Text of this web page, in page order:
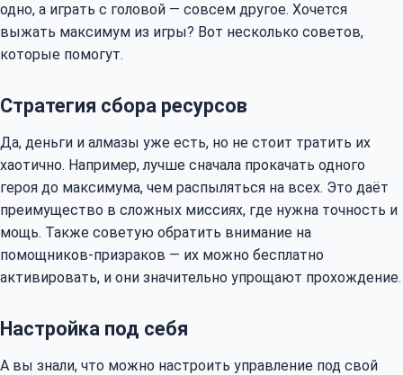
одно, а играть с головой — совсем другое. Хочется
выжать максимум из игры? Вот несколько советов,
которые помогут.
Стратегия сбора ресурсов
Да, деньги и алмазы уже есть, но не стоит тратить их
хаотично. Например, лучше сначала прокачать одного
героя до максимума, чем распыляться на всех. Это даёт
преимущество в сложных миссиях, где нужна точность и
мощь. Также советую обратить внимание на
помощников-призраков — их можно бесплатно
активировать, и они значительно упрощают прохождение.
Настройка под себя
А вы знали, что можно настроить управление под свой